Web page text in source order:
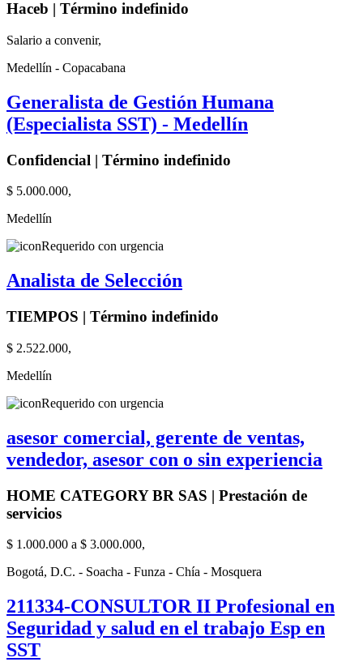
Haceb | Término indefinido
Salario a convenir,
Medellín - Copacabana
Generalista de Gestión Humana
(Especialista SST) - Medellín
Confidencial | Término indefinido
$ 5.000.000,
Medellín
Requerido con urgencia
Analista de Selección
TIEMPOS | Término indefinido
$ 2.522.000,
Medellín
Requerido con urgencia
asesor comercial, gerente de ventas,
vendedor, asesor con o sin experiencia
HOME CATEGORY BR SAS | Prestación de
servicios
$ 1.000.000 a $ 3.000.000,
Bogotá, D.C. - Soacha - Funza - Chía - Mosquera
211334-CONSULTOR II Profesional en
Seguridad y salud en el trabajo Esp en
SST